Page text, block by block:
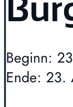
Beginn:
Ende: 23.